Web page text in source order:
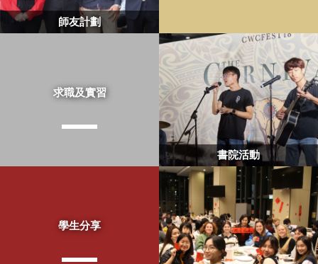
師友計劃
求職及實習
書院活動
學生分享